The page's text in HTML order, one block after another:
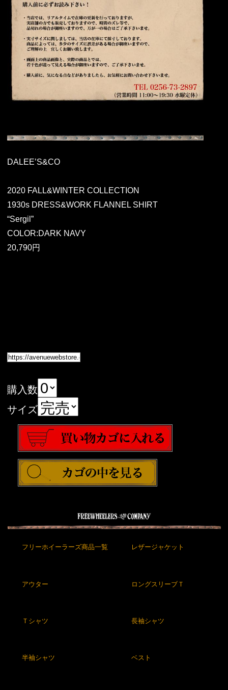
DALEE’S&CO
2020 FALL&WINTER COLLECTION
1930s DRESS&WORK FLANNEL SHIRT
“Sergil”
COLOR:DARK NAVY
20,790円
購入数
サイズ
フリーホイーラーズ商品一覧 レザージャケット
アウター ロングスリーブＴ
Ｔシャツ 長袖シャツ
半袖シャツ ベスト